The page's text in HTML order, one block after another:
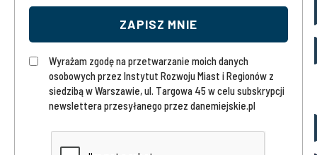
ZAPISZ MNIE
Wyrażam zgodę na przetwarzanie moich danych
osobowych przez Instytut Rozwoju Miast i Regionów z
siedzibą w Warszawie, ul. Targowa 45 w celu subskrypcji
newslettera przesyłanego przez danemiejskie.pl